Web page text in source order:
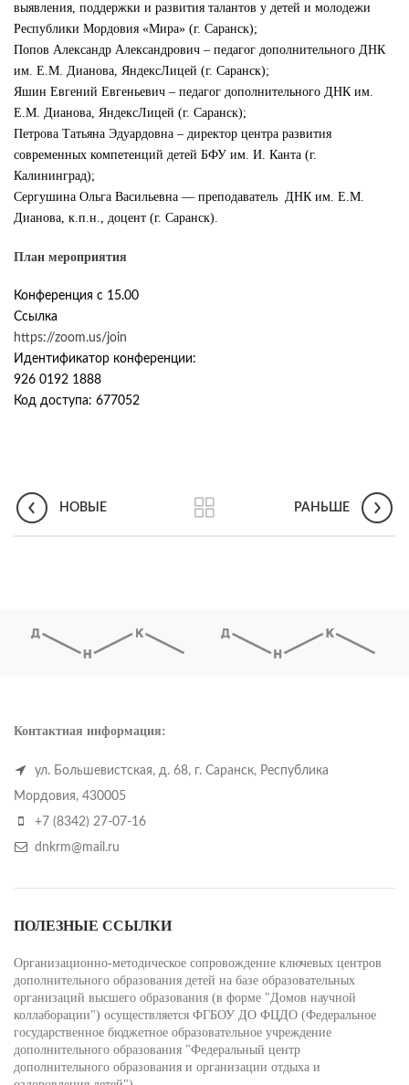
выявления, поддержки и развития талантов у детей и молодежи
Республики Мордовия «Мира» (г. Саранск);
Попов Александр Александрович – педагог дополнительного ДНК
им. Е.М. Дианова, ЯндексЛицей (г. Саранск);
Яшин Евгений Евгеньевич – педагог дополнительного ДНК им.
Е.М. Дианова, ЯндексЛицей (г. Саранск);
Петрова Татьяна Эдуардовна – директор центра развития
современных компетенций детей БФУ им. И. Канта (г.
Калининград);
Сергушина Ольга Васильевна — преподаватель ДНК им. Е.М.
Дианова, к.п.н., доцент (г. Саранск).
План мероприятия
Конференция c 15.00
Ссылка
https://zoom.us/join
Идентификатор конференции:
926 0192 1888
Код доступа: 677052
НОВЫЕ РАНЬШЕ
Контактная информация:
ул. Большевистская, д. 68, г. Саранск, Республика
Мордовия, 430005
+7 (8342) 27-07-16
dnkrm@mail.ru
ПОЛЕЗНЫЕ ССЫЛКИ
Организационно-методическое сопровождение ключевых центров
дополнительного образования детей на базе образовательных
организаций высшего образования (в форме "Домов научной
коллаборации") осуществляется ФГБОУ ДО ФЦДО (Федеральное
государственное бюджетное образовательное учреждение
дополнительного образования "Федеральный центр
дополнительного образования и организации отдыха и